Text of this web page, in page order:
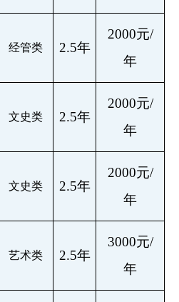
经管类 2.5年
2000元/
年
文史类 2.5年
2000元/
年
文史类 2.5年
2000元/
年
艺术类 2.5年
3000元/
年